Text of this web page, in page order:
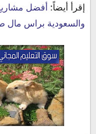
إقرأ أيضاً: أفضل
والسعودية براس مال صغير 2018